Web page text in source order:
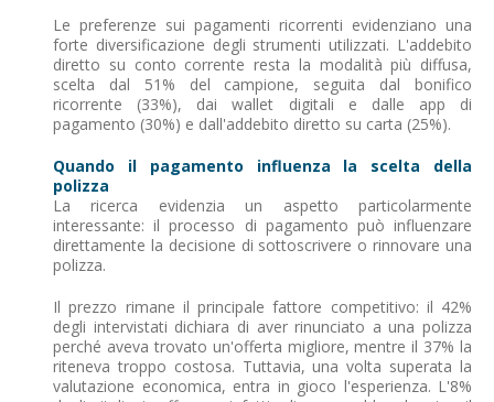
Le preferenze sui pagamenti ricorrenti evidenziano una
forte diversificazione degli strumenti utilizzati. L'addebito
diretto su conto corrente resta la modalità più diffusa,
scelta dal 51% del campione, seguita dal bonifico
ricorrente (33%), dai wallet digitali e dalle app di
pagamento (30%) e dall'addebito diretto su carta (25%).
Quando il pagamento influenza la scelta della
polizza
La ricerca evidenzia un aspetto particolarmente
interessante: il processo di pagamento può influenzare
direttamente la decisione di sottoscrivere o rinnovare una
polizza.
Il prezzo rimane il principale fattore competitivo: il 42%
degli intervistati dichiara di aver rinunciato a una polizza
perché aveva trovato un'offerta migliore, mentre il 37% la
riteneva troppo costosa. Tuttavia, una volta superata la
valutazione economica, entra in gioco l'esperienza. L'8%